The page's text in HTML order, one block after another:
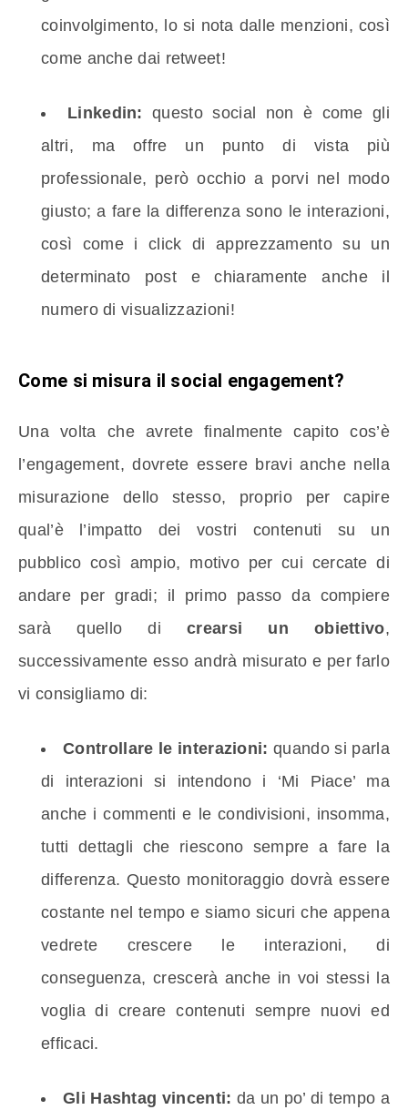
coinvolgimento, lo si nota dalle menzioni, così
come anche dai retweet!
Linkedin: questo social non è come gli
altri, ma offre un punto di vista più
professionale, però occhio a porvi nel modo
giusto; a fare la differenza sono le interazioni,
così come i click di apprezzamento su un
determinato post e chiaramente anche il
numero di visualizzazioni!
Come si misura il social engagement?
Una volta che avrete finalmente capito cos’è
l’engagement, dovrete essere bravi anche nella
misurazione dello stesso, proprio per capire
qual’è l’impatto dei vostri contenuti su un
pubblico così ampio, motivo per cui cercate di
andare per gradi; il primo passo da compiere
sarà quello dicrearsi un obiettivo,
successivamente esso andrà misurato e per farlo
vi consigliamo di:
Controllare le interazioni: quando si parla
di interazioni si intendono i ‘Mi Piace’ ma
anche i commenti e le condivisioni, insomma,
tutti dettagli che riescono sempre a fare la
differenza. Questo monitoraggio dovrà essere
costante nel tempo e siamo sicuri che appena
vedrete crescere le interazioni, di
conseguenza, crescerà anche in voi stessi la
voglia di creare contenuti sempre nuovi ed
efficaci.
Gli Hashtag vincenti: da un po’ di tempo a